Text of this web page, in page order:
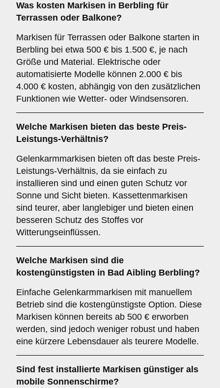
Was kosten Markisen in Berbling für
Terrassen oder Balkone?
Markisen für Terrassen oder Balkone starten in
Berbling bei etwa 500 € bis 1.500 €, je nach
Größe und Material. Elektrische oder
automatisierte Modelle können 2.000 € bis
4.000 € kosten, abhängig von den zusätzlichen
Funktionen wie Wetter- oder Windsensoren.
Welche Markisen bieten das beste Preis-
Leistungs-Verhältnis?
Gelenkarmmarkisen bieten oft das beste Preis-
Leistungs-Verhältnis, da sie einfach zu
installieren sind und einen guten Schutz vor
Sonne und Sicht bieten. Kassettenmarkisen
sind teurer, aber langlebiger und bieten einen
besseren Schutz des Stoffes vor
Witterungseinflüssen.
Welche Markisen sind die
kostengünstigsten in Bad Aibling Berbling?
Einfache Gelenkarmmarkisen mit manuellem
Betrieb sind die kostengünstigste Option. Diese
Markisen können bereits ab 500 € erworben
werden, sind jedoch weniger robust und haben
eine kürzere Lebensdauer als teurere Modelle.
Sind fest installierte Markisen günstiger als
mobile Sonnenschirme?